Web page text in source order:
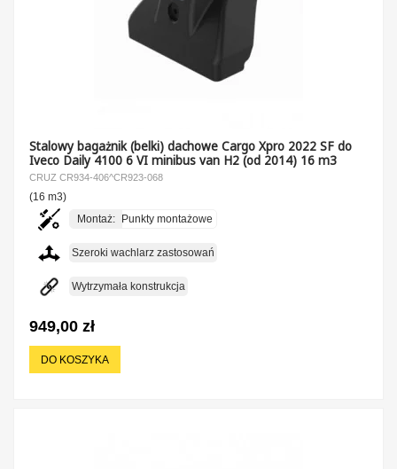
Stalowy bagażnik (belki) dachowe Cargo Xpro 2022 SF do
Iveco Daily 4100 6 VI minibus van H2 (od 2014) 16 m3
CRUZ CR934-406^CR923-068
(16 m3)
Montaż: Punkty montażowe
Szeroki wachlarz zastosowań
Wytrzymała konstrukcja
949,00 zł
DO KOSZYKA